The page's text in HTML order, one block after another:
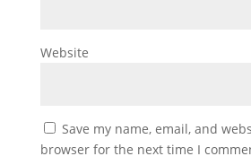
Website
Save my name, email, and
browser for the next time I